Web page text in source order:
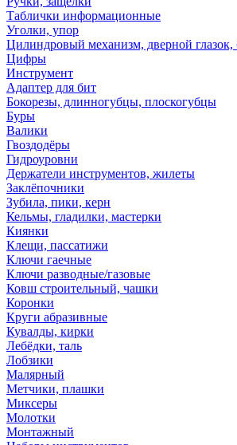
Таблички информационные
Уголки, упор
Цилиндровый механизм, дверной глазок,
Цифры
Инструмент
Адаптер для бит
Бокорезы, длинногубцы, плоскогубцы
Буры
Валики
Гвоздодёры
Гидроуровни
Держатели инструментов, жилеты
Заклёпочники
Зубила, пики, керн
Кельмы, гладилки, мастерки
Киянки
Клещи, пассатижи
Ключи гаечные
Ключи разводные/газовые
Ковш строительный, чашки
Коронки
Круги абразивные
Кувалды, кирки
Лебёдки, таль
Лобзики
Малярный
Метчики, плашки
Миксеры
Молотки
Монтажный